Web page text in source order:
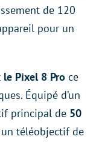
de 120
pour un
le Pixel 8 Pro ce
Équipé d’un
principal de 50
téléobjectif de